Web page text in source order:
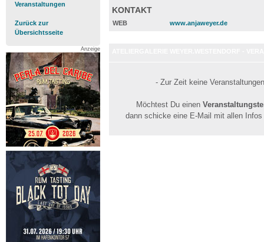
Veranstaltungen
Zurück zur
Übersichtsseite
Anzeige
KONTAKT
WEB www.anjaweyer.de
- Zur Zeit keine
Möchtest Du einen
dann schicke eine E-Mail mit allen